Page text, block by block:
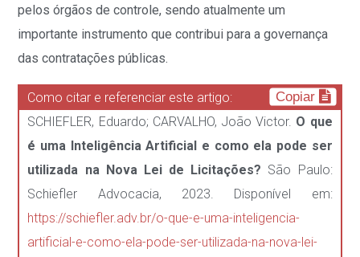
pelos órgãos de controle, sendo atualmente um
importante instrumento que contribui para a governança
das contratações públicas.
Como citar e referenciar este artigo: Copiar
SCHIEFLER, Eduardo; CARVALHO, João Victor. O que
é uma Inteligência Artificial e como ela pode ser
utilizada na Nova Lei de Licitações? São Paulo:
Schiefler Advocacia, 2023. Disponível em:
https://schiefler.adv.br/o-que-e-uma-inteligencia-
artificial-e-como-ela-pode-ser-utilizada-na-nova-lei-